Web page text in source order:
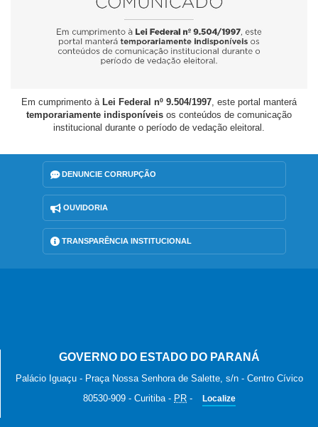
Em cumprimento à Lei Federal nº 9.504/1997, este portal manterá
temporariamente indisponíveis os conteúdos de comunicação
institucional durante o período de vedação eleitoral.
DENUNCIE CORRUPÇÃO
OUVIDORIA
TRANSPARÊNCIA INSTITUCIONAL
GOVERNO DO ESTADO DO PARANÁ
Palácio Iguaçu - Praça Nossa Senhora de Salette, s/n - Centro Cívico
80530-909 - Curitiba- PR - Localize